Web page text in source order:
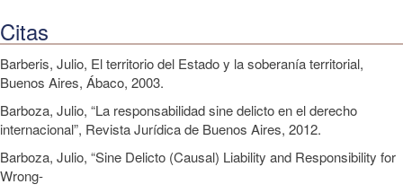
Citas
Barberis, Julio, El territorio del Estado y la soberanía territorial,
Buenos Aires, Ábaco, 2003.
Barboza, Julio, “La responsabilidad sine delicto en el derecho
internacional”, Revista Jurídica de Buenos Aires, 2012.
Barboza, Julio, “Sine Delicto (Causal) Liability and Responsibility for
Wrong-